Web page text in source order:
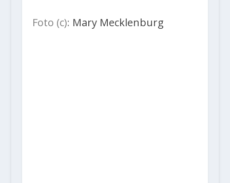
Foto (c): Mary Mecklenburg